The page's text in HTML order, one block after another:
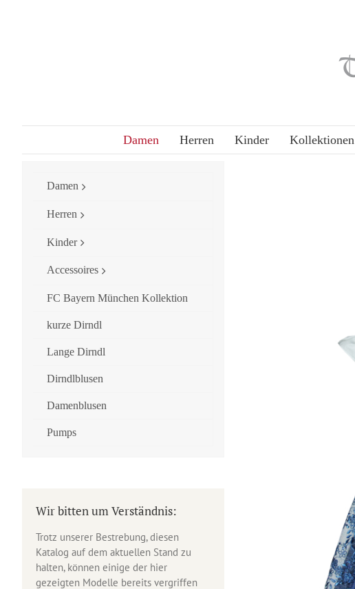
Damen Herren Kinder Kollektionen
Damen
Herren
Kinder
Accessoires
FC Bayern München Kollektion
kurze Dirndl
Lange Dirndl
Dirndlblusen
Damenblusen
Pumps
Wir bitten um Verständnis:
Trotz unserer Bestrebung, diesen
Katalog auf dem aktuellen Stand zu
halten, können einige der hier
gezeigten Modelle bereits vergriffen